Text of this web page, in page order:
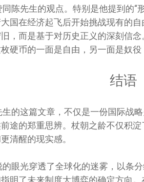
先生的观点。特别是他提到的“
国在经济起飞后开始挑战现有的
，而是基于对历史正义的深刻信
硬币的一面是自由，另一面是奴
结语
这篇文章，不仅是一份国际战略
途的郑重思辨。杖朝之龄不仅积
清醒的现实感。
光穿透了全球化的迷雾，以条分
明了未来制度大博弈的确定方向